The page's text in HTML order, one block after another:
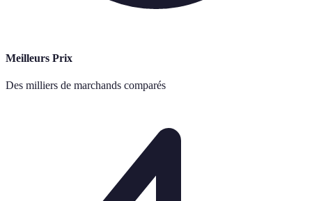
Meilleurs Prix
Des milliers de marchands comparés